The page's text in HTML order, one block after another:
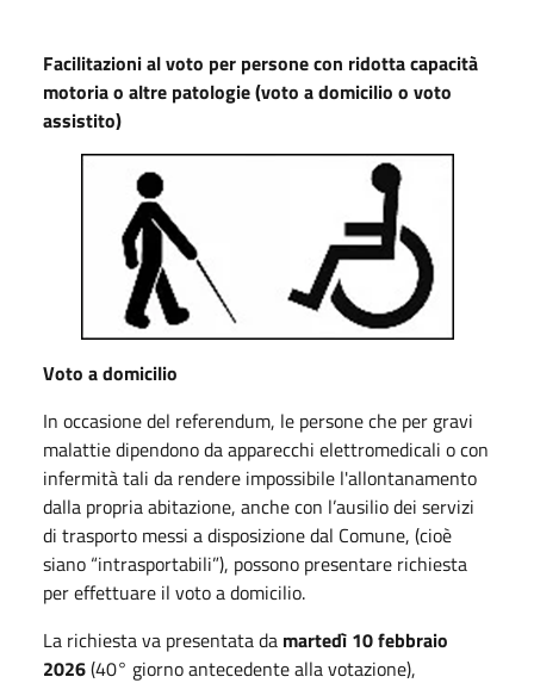
Facilitazioni al voto per persone con ridotta capacità
motoria o altre patologie (voto a domicilio o voto
assistito)
Voto a domicilio
In occasione del referendum, le persone che per gravi
malattie dipendono da apparecchi elettromedicali o con
infermità tali da rendere impossibile l'allontanamento
dalla propria abitazione, anche con l’ausilio dei servizi
di trasporto messi a disposizione dal Comune, (cioè
siano “intrasportabili”), possono presentare richiesta
per effettuare il voto a domicilio.
La richiesta va presentata da martedì 10 febbraio
2026(40° giorno antecedente alla votazione),